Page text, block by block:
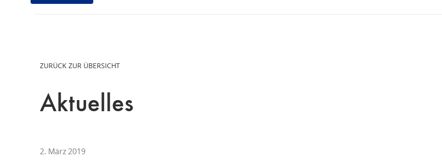
C
H
Ü
ZURÜCK ZUR ÜBERSICHT
Aktuelles
2. März 2019